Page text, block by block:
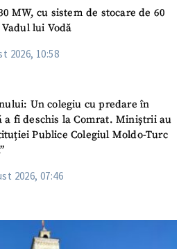
MW, cu sistem de stocare de 60
lui Vodă
2026, 10:58
Un colegiu cu predare în
a fi deschis la Comrat. Miniștrii au
Publice Colegiul Moldo-Turc
2026, 07:46
de
.